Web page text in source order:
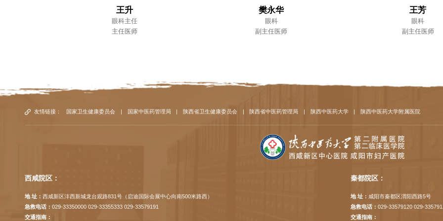
王升
眼科主任
主任医师
樊永华
眼科
副主任医师
王芳
眼科
副主任医师
友情链接： 国家卫生健康委员会 国家中医药管理局 陕西省卫生健康委员会 陕西省中医药管理局 陕西中医药大学 陕西中医药大学附属医院
西咸院区：
地 址： 西咸新区沣西新城龙台观路831号（启迪国际会展中心向南500米路西）
急救电话： 029-33350000 029-33355333 029-33579191
交通指南：
秦都院区：
地 址： 咸阳市秦都区渭阳西路5号
急救电话：029-33579120 029-
交通指南：